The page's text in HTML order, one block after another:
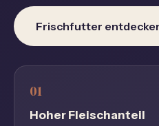
Frischfutter
Hoher Fleischanteil